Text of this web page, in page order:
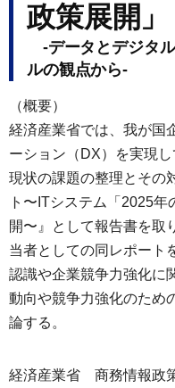
政策展開」
-データとデジタ
ルの観点から-
（概要）
経済産業省では、我が国
ーション（DX）を実現
現状の課題の整理とその
ト〜ITシステム「2025
開〜』として報告書を取
当者としての同レポート
認識や企業競争力強化に
動向や競争力強化のため
論する。
経済産業省 商務情報政